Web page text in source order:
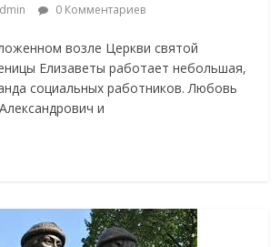
0 Комментариев
возле Церкви святой
Елизаветы работает небольшая,
социальных работников. Любовь
и